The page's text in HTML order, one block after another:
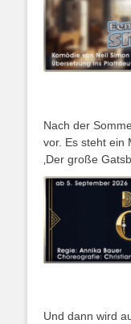
Nach der
vor. Es steht ein
‚Der große
Und dann wird